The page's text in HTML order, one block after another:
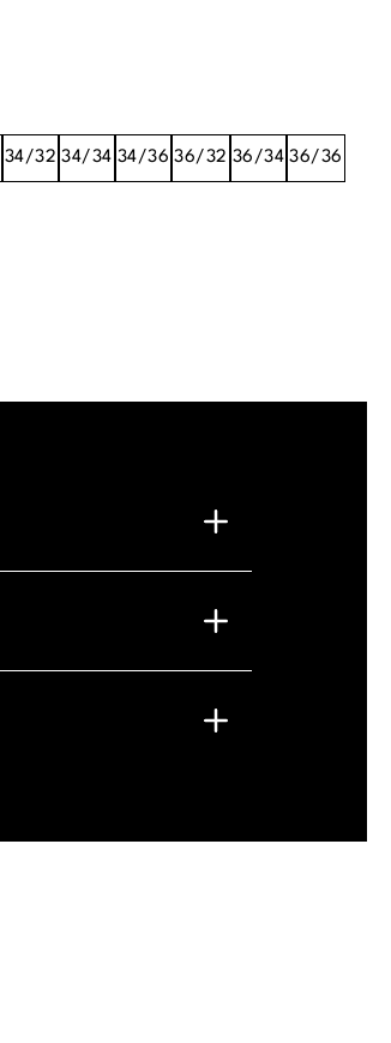
34/32 34/34 34/36 36/32 36/34 36/36